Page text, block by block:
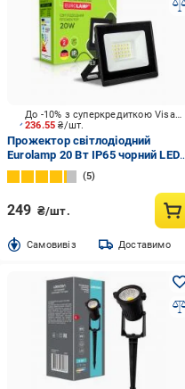
236.55₴/шт.
До -10% з суперкредиткою Visa Вигода
Прожектор світлодіодний
Eurolamp 20 Вт IP65 чорний LED-
FL-20(B)
5
249 ₴/шт.
Cамовивіз Доставимо